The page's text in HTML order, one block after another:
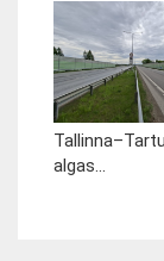
algas...